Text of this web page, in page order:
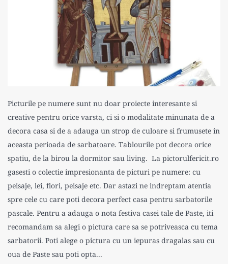
Picturile pe numere sunt nu doar proiecte interesante si
creative pentru orice varsta, ci si o modalitate minunata de a
decora casa si de a adauga un strop de culoare si frumusete in
aceasta perioada de sarbatoare. Tablourile pot decora orice
spatiu, de la birou la dormitor sau living. La pictorulfericit.ro
gasesti o colectie impresionanta de picturi pe numere: cu
peisaje, lei, flori, peisaje etc. Dar astazi ne indreptam atentia
spre cele cu care poti decora perfect casa pentru sarbatorile
pascale. Pentru a adauga o nota festiva casei tale de Paste, iti
recomandam sa alegi o pictura care sa se potriveasca cu tema
sarbatorii. Poti alege o pictura cu un iepuras dragalas sau cu
oua de Paste sau poti opta...